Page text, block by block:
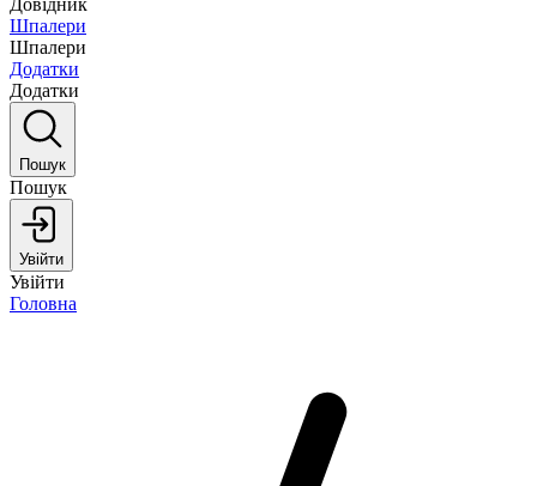
Шпалери
Шпалери
Додатки
Додатки
Пошук
Пошук
Увійти
Увійти
Головна